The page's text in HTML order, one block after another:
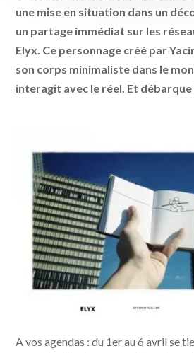
une mise en situation dans un
un partage immédiat sur les
Elyx. Ce personnage créé par
son corps minimaliste dans le
interagit avec le réel. Et débarque
A vos agendas : du 1er au 6 avril se